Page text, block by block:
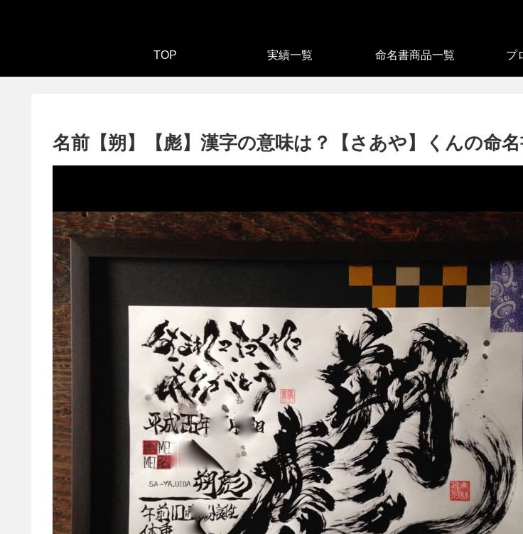
TOP 実績一覧 命名書商品一覧 プ
名前【朔】【彪】漢字の意味は？【さあや】くんの命名